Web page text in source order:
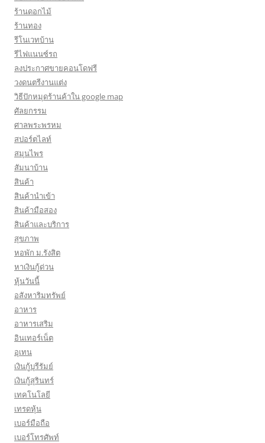
ร้านดอกไม้
ร้านทอง
รีโนเวทบ้าน
รีไฟแนนซ์รถ
ลงประกาศขายคอนโดฟรี
วงดนตรีงานแต่ง
วิธีปักหมุดร้านค้าใน google map
ศัลยกรรม
ศาลพระพรหม
สปอร์ตไลท์
สมุนไพร
สัมนาบ้าน
สินค้า
สินค้านำเข้า
สินค้ามือสอง
สินค้าและบริการ
สุขภาพ
หอพัก ม.รังสิต
หาเงินกู้ด่วน
หุ้นวันนี้
อสังหาริมทรัพย์
อาหาร
อาหารเสริม
อินเทอร์เน็ต
อุเทน
เงินกู้บุรีรัมย์
เงินกู้สุรินทร์
เทคโนโลยี
เทรดหุ้น
เบอร์มือถือ
เบอร์โทรศัพท์